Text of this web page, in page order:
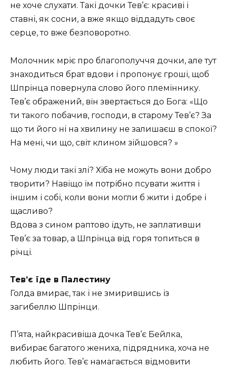
не хоче слухати. Такі дочки Тев’є: красиві і
ставні, як сосни, а вже якщо віддадуть своє
серце, то вже безповоротно.
Молочник мріє про благополуччя дочки, але тут
знаходиться брат вдови і пропонує гроші, щоб
Шпрінца повернула слово його племіннику.
Тев’є ображений, він звертається до Бога: «Що
ти такого побачив, господи, в старому Тев’є? За
що ти його ні на хвилину не залишаєш в спокої?
На мені, чи що, світ клином зійшовся? »
Чому люди такі злі? Хіба не можуть вони добро
творити? Навіщо їм потрібно псувати життя і
іншим і собі, коли вони могли б жити і добре і
щасливо?
Вдова з сином раптово їдуть, не заплативши
Тев’є за товар, а Шпрінца від горя топиться в
річці.
Тев’є їде в Палестину
Голда вмирає, так і не змирившись із
загибеллю Шпрінци.
П’ята, найкрасивіша дочка Тев’є Бейлка,
вибирає багатого жениха, підрядника, хоча не
любить його. Тев’є намагається відмовити